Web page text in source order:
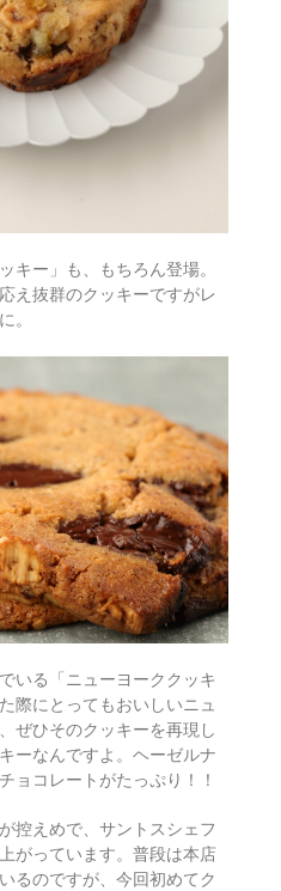
キー」も、もちろん登場。
え抜群のクッキーですがレ
。
いる「ニューヨーククッキ
際にとってもおいしいニュ
ぜひそのクッキーを再現し
ーなんですよ。ヘーゼルナ
ョコレートがたっぷり！！
控えめで、サントスシェフ
がっています。普段は本店
るのですが、今回初めてク